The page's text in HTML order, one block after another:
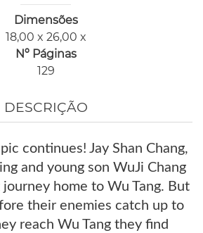
Dimensões
18,00 x 26,00 x
Nº Páginas
129
DESCRIÇÃO
continues! Jay Shan Chang,
and young son WuJi Chang
journey home to Wu Tang. But
their enemies catch up to
reach Wu Tang they find